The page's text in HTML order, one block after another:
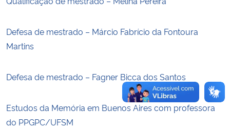
Gabinete de Segurança Institucional
Advocacia-Geral da União
Banco Central do Brasil
Defesa de mestrado – Márcio Fabrício da Fontoura
Martins
Defesa de mestrado – Fagner Bicca dos Santos
Estudos da Memória em Buenos Aires com professora
do PPGPC/UFSM